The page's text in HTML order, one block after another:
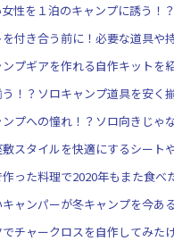
性を１泊のキャンプに誘う！
付き合う前に！必要な道具や
プギアを作れる自作キットを
！？ソロキャンプ道具を安く
プへの憧れ！？ソロ向きじゃ
スタイルを快適にするシート
った料理で2020年もまた食べ
ャンパーが冬キャンプを今あ
チャークロスを自作してみた